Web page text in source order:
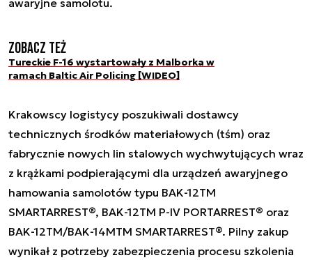
Zobacz też
Tureckie F-16 wystartowały z Malborka w
ramach Baltic Air Policing [WIDEO]
Krakowscy logistycy poszukiwali dostawcy
technicznych środków materiałowych (tśm) oraz
fabrycznie nowych lin stalowych wychwytujących wraz
z krążkami podpierającymi dla urządzeń awaryjnego
hamowania samolotów typu BAK-12TM
SMARTARREST®, BAK-12TM P-IV PORTARREST® oraz
BAK-12TM/BAK-14MTM SMARTARREST®. Pilny zakup
wynikał z potrzeby zabezpieczenia procesu szkolenia